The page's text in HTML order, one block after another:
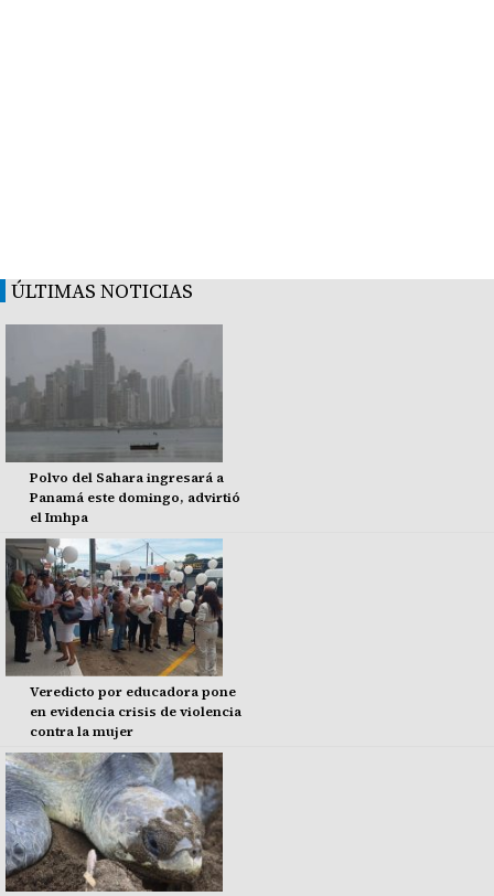
ÚLTIMAS NOTICIAS
Polvo del Sahara ingresará a
Panamá este domingo, advirtió
el Imhpa
Veredicto por educadora pone
en evidencia crisis de violencia
contra la mujer